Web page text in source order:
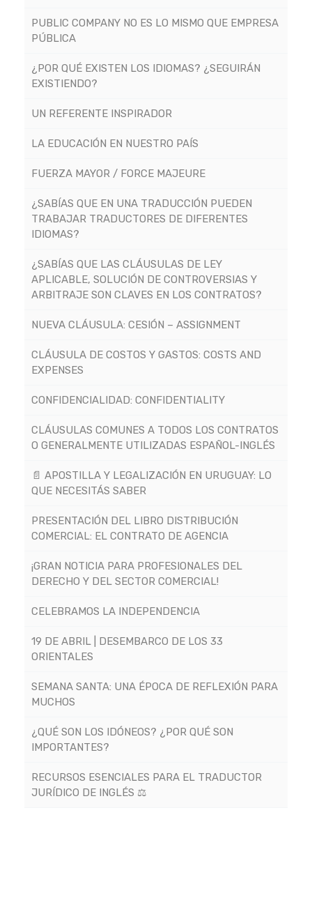
PUBLIC COMPANY NO ES LO MISMO QUE EMPRESA
PÚBLICA
¿POR QUÉ EXISTEN LOS IDIOMAS? ¿SEGUIRÁN
EXISTIENDO?
UN REFERENTE INSPIRADOR
LA EDUCACIÓN EN NUESTRO PAÍS
FUERZA MAYOR / FORCE MAJEURE
¿SABÍAS QUE EN UNA TRADUCCIÓN PUEDEN
TRABAJAR TRADUCTORES DE DIFERENTES
IDIOMAS?
¿SABÍAS QUE LAS CLÁUSULAS DE LEY
APLICABLE, SOLUCIÓN DE CONTROVERSIAS Y
ARBITRAJE SON CLAVES EN LOS CONTRATOS?
NUEVA CLÁUSULA: CESIÓN – ASSIGNMENT
CLÁUSULA DE COSTOS Y GASTOS: COSTS AND
EXPENSES
CONFIDENCIALIDAD: CONFIDENTIALITY
CLÁUSULAS COMUNES A TODOS LOS CONTRATOS
O GENERALMENTE UTILIZADAS ESPAÑOL-INGLÉS
📄 APOSTILLA Y LEGALIZACIÓN EN URUGUAY: LO
QUE NECESITÁS SABER
PRESENTACIÓN DEL LIBRO DISTRIBUCIÓN
COMERCIAL: EL CONTRATO DE AGENCIA
¡GRAN NOTICIA PARA PROFESIONALES DEL
DERECHO Y DEL SECTOR COMERCIAL!
CELEBRAMOS LA INDEPENDENCIA
19 DE ABRIL | DESEMBARCO DE LOS 33
ORIENTALES
SEMANA SANTA: UNA ÉPOCA DE REFLEXIÓN PARA
MUCHOS
¿QUÉ SON LOS IDÓNEOS? ¿POR QUÉ SON
IMPORTANTES?
RECURSOS ESENCIALES PARA EL TRADUCTOR
JURÍDICO DE INGLÉS ⚖️